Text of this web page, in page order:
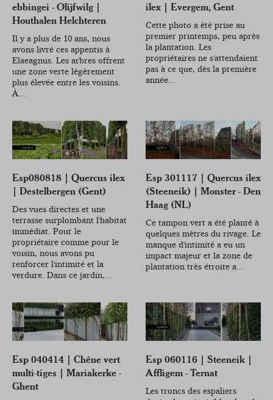
ebbingei - Olijfwilg |
Houthalen Helchteren
Il y a plus de 10 ans, nous
avons livré ces appentis à
Elaeagnus. Les arbres offrent
une zone verte légèrement
plus élevée entre les voisins.
À...
ilex | Evergem, Gent
Cette photo a été prise au
premier printemps, peu après
la plantation. Les
propriétaires ne s'attendaient
pas à ce que, dès la première
année...
Esp080818 | Quercus ilex
| Destelbergen (Gent)
Des vues directes et une
terrasse surplombant l'habitat
immédiat. Pour le
propriétaire comme pour le
voisin, nous avons pu
renforcer l'intimité et la
verdure. Dans ce jardin,...
Esp 301117 | Quercus ilex
(Steeneik) | Monster - Den
Haag (NL)
Ce tampon vert a été planté à
quelques mètres du rivage. Le
manque d'intimité a eu un
impact majeur et la zone de
plantation très étroite a...
Esp 040414 | Chêne vert
multi-tiges | Mariakerke -
Ghent
Esp 060116 | Steeneik |
Affligem - Ternat
Les troncs des espaliers